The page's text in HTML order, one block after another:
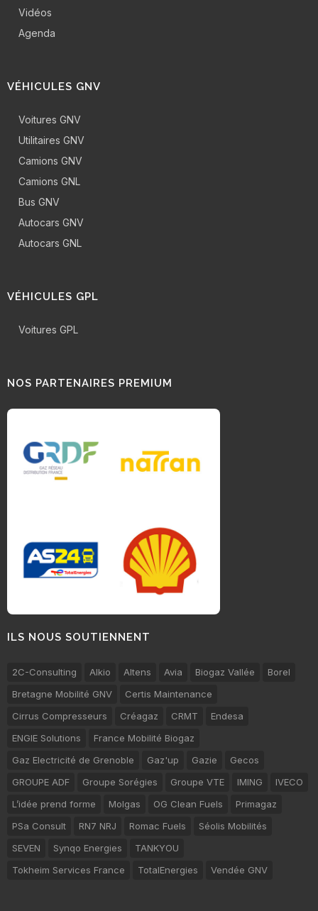
Vidéos
Agenda
VÉHICULES GNV
Voitures GNV
Utilitaires GNV
Camions GNV
Camions GNL
Bus GNV
Autocars GNV
Autocars GNL
VÉHICULES GPL
Voitures GPL
NOS PARTENAIRES PREMIUM
ILS NOUS SOUTIENNENT
2C-Consulting Alkio Altens Avia Biogaz Vallée
Borel
Bretagne Mobilité GNV
Certis Maintenance
Cirrus Compresseurs
Créagaz CRMT
Endesa
ENGIE Solutions
France Mobilité Biogaz
Gaz Electricité de Grenoble
Gaz'up Gazie
Gecos
GROUPE ADF
Groupe Sorégies Groupe VTE IMING
IVECO
L’idée prend forme
Molgas OG Clean Fuels
Primagaz
PSa Consult
RN7 NRJ Romac Fuels
Séolis Mobilités
SEVEN
Synqo Energies
TANKYOU
Tokheim Services France
TotalEnergies Vendée GNV